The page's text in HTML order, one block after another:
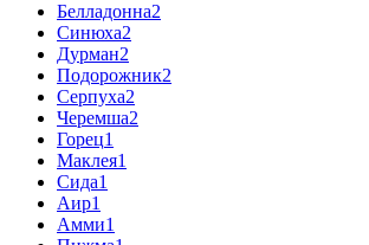
Белладонна2
Синюха2
Дурман2
Подорожник2
Серпуха2
Черемша2
Горец1
Маклея1
Сида1
Аир1
Амми1